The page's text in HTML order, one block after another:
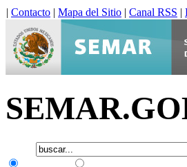
| Contacto | Mapa del Sitio | Canal RSS |